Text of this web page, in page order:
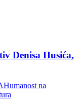
Denisa Husića,
Humanost na